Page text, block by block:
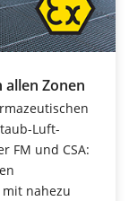
allen Zonen
Luft-
FM und CSA:
nahezu